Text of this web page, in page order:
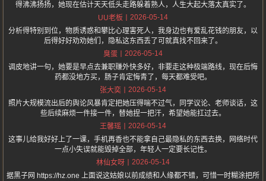
得沸沸扬扬，她现在估计天天低头走路躲着熟人，人生大起大落太真实了。
UU老板
2026-05-14
分析得特别到位，物质诱惑和攀比心理害死人，我身边也有爱乱花钱的朋友，以
后得好好劝劝她们，隐私这东西丢了可就真找不回来了。
臭蛋
2026-05-14
调皮地讲一句，她要是早点去兼职赚外快多好，非要走这种极端路线，现在后悔
药都没地方买，肠子肯定悔青了，每天都难受吧。
张大奕
2026-05-14
照片大规模流出后的舆论风暴肯定把她压得喘不过气，同学议论、老师谈话，这
些后续麻烦一件接一件，替她捏一把汗，希望她能扛过去。
王馨瑶
2026-05-14
这事儿给我好好上了一课，手机再香也不能拿自己最隐私的东西去换，网络时代
一点小失误就能毁掉全部，年轻人一定要长记性。
林仙女呀
2026-05-14
据黑子网 https://hz.one 上面说这姑娘以前成绩和人缘都不错，可惜一时糊涂把所